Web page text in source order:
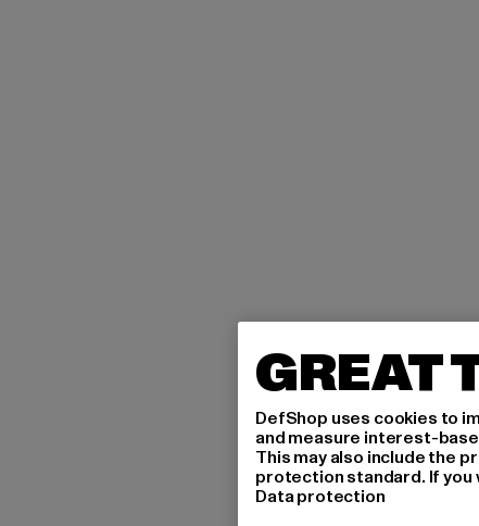
GREAT
DefShop uses cookies to
and measure interest-
This may also include the
protection standard. If you
Data protection